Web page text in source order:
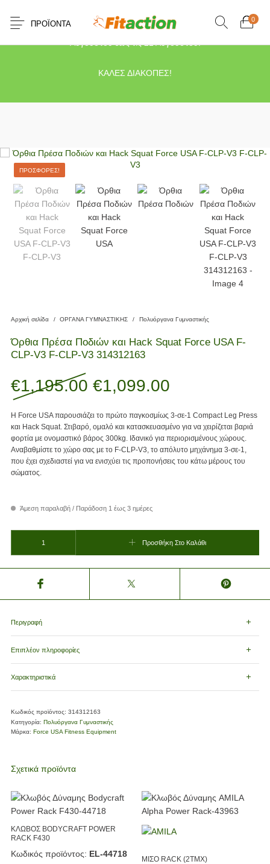
Το κατάστημα μας θα παραμείνει κλειστό λόγω διακοπών από τις 10
Αυγούστου έως τις 21 Αυγούστου.
ΚΑΛΕΣ ΔΙΑΚΟΠΕΣ!
ΠΡΟΪΌΝΤΑ
0
ΠΡΟΣΦΟΡΈΣ!
Αρχική σελίδα / ΟΡΓΑΝΑ ΓΥΜΝΑΣΤΙΚΗΣ / Πολυόργανα Γυμναστικής
Όρθια Πρέσα Ποδιών και Hack Squat Force USA F-
CLP-V3 F-CLP-V3 314312163
€1,195.00 Original price was:
€1,099.00Η τρέχουσα
H Force USA παρουσιάζει το πρώτο παγκοσμίως 3-σε-1 Compact Leg Press
και Hack Squat. Στιβαρό, ομαλό και κατασκευασμένο για να χειρίζεται βαριά
φορτία με ονομαστικό βάρος 300kg. Ιδανικό για περιορισμένους χώρους.
Αναβαθμίστε το χώρο σας με το F-CLP-V3, το απόλυτο μηχάνημα 3-σε-1,
που έχει σχεδιαστεί για να ενισχύει τις προπονήσεις του κάτω μέρους του
σώματος.
Άμεση παραλαβή / Παράδοση 1 έως 3 ημέρες
Προσθήκη Στο Καλάθι
Περιγραφή
Επιπλέον πληροφορίες
Χαρακτηριστικά
Κωδικός προϊόντος: 314312163
Κατηγορία: Πολυόργανα Γυμναστικής
Μάρκα: Force USA Fitness Equipment
Σχετικά προϊόντα
ΚΛΩΒΟΣ BODYCRAFT POWER
RACK F430
Κωδικός προϊόντος: EL-44718
ΜΙΣΟ RACK (2ΤΜΧ)